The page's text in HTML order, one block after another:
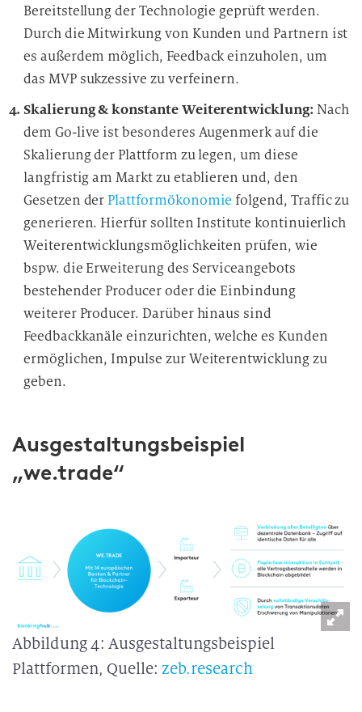
Bereitstellung der Technologie geprüft werden.
Durch die Mitwirkung von Kunden und Partnern ist
es außerdem möglich, Feedback einzuholen, um
das MVP sukzessive zu verfeinern.
Skalierung & konstante Weiterentwicklung: Nach
dem Go-live ist besonderes Augenmerk auf die
Skalierung der Plattform zu legen, um diese
langfristig am Markt zu etablieren und, den
Gesetzen derPlattformökonomie folgend, Traffic zu
generieren. Hierfür sollten Institute kontinuierlich
Weiterentwicklungsmöglichkeiten prüfen, wie
bspw. die Erweiterung des Serviceangebots
bestehender Producer oder die Einbindung
weiterer Producer. Darüber hinaus sind
Feedbackkanäle einzurichten, welche es Kunden
ermöglichen, Impulse zur Weiterentwicklung zu
geben.
Ausgestaltungsbeispiel
„we.trade“
Abbildung 4: Ausgestaltungsbeispiel
Plattformen, Quelle: zeb.research